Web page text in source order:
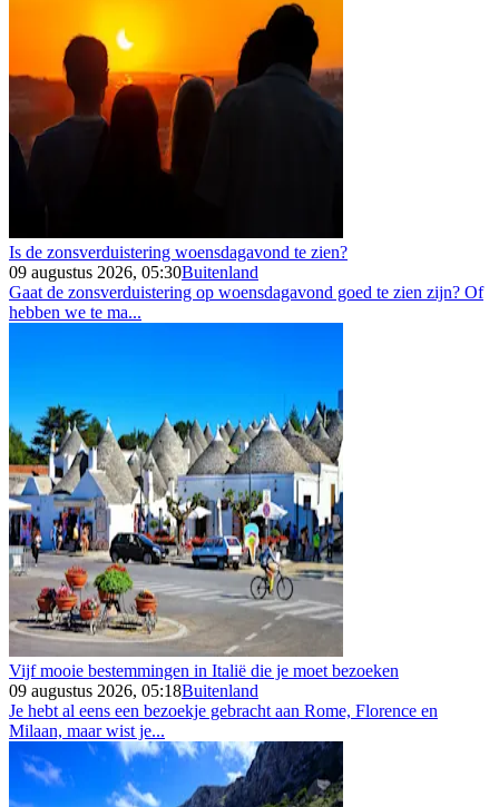
Is de zonsverduistering woensdagavond te zien?
09 augustus 2026, 05:30Buitenland
Gaat de zonsverduistering op woensdagavond goed te zien zijn? Of
hebben we te ma...
Vijf mooie bestemmingen in Italië die je moet bezoeken
09 augustus 2026, 05:18Buitenland
Je hebt al eens een bezoekje gebracht aan Rome, Florence en
Milaan, maar wist je...